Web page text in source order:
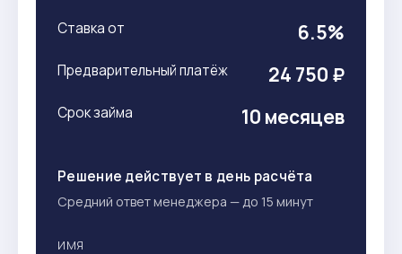
Ставка от 6.5%
Предварительный платёж 24 750 ₽
Срок займа 10 месяцев
Решение действует в день расчёта
Средний ответ менеджера — до 15 минут
ИМЯ